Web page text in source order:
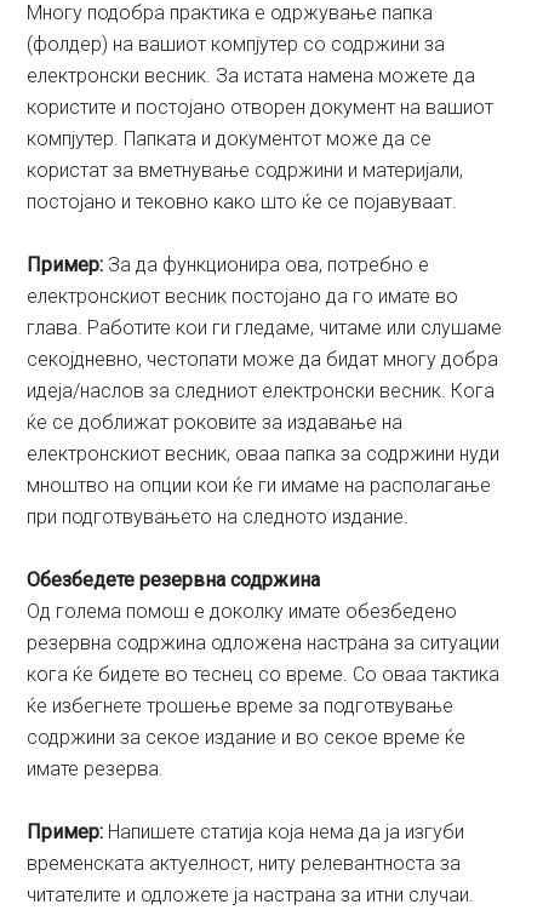
Многу подобра практика е одржување папка
(фолдер) на вашиот компјутер со содржини за
електронски весник. За истата намена можете да
користите и постојано отворен документ на вашиот
компјутер. Папката и документот може да се
користат за вметнување содржини и материјали,
постојано и тековно како што ќе се појавуваат.
Пример: За да функционира ова, потребно е
електронскиот весник постојано да го имате во
глава. Работите кои ги гледаме, читаме или слушаме
секојдневно, честопати може да бидат многу добра
идеја/наслов за следниот електронски весник. Кога
ќе се доближат роковите за издавање на
електронскиот весник, оваа папка за содржини нуди
мноштво на опции кои ќе ги имаме на располагање
при подготвувањето на следното издание.
Обезбедете резервна содржина
Од голема помош е доколку имате обезбедено
резервна содржина одложена настрана за ситуации
кога ќе бидете во теснец со време. Со оваа тактика
ќе избегнете трошење време за подготвување
содржини за секое издание и во секое време ќе
имате резерва.
Пример: Напишете статија која нема да ја изгуби
временската актуелност, ниту релевантноста за
читателите и одложете ја настрана за итни случаи.